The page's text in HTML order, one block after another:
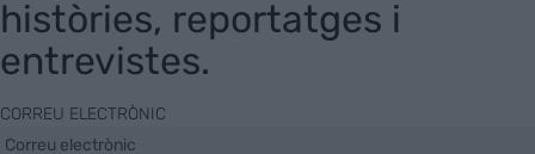
històries, reportatges i
entrevistes.
CORREU ELECTRÒNIC